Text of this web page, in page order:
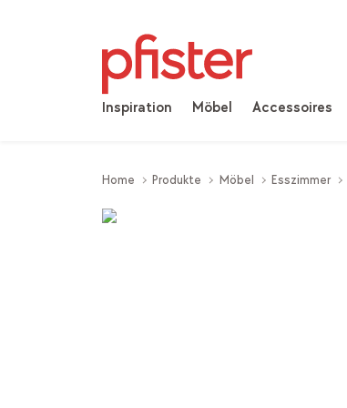
Inspiration Möbel Accessoires
Home Produkte Möbel Esszimmer